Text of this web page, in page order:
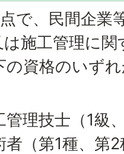
で、民間企業
施工管理に
の資格のいず
管理技士（1級
者（第1種、第